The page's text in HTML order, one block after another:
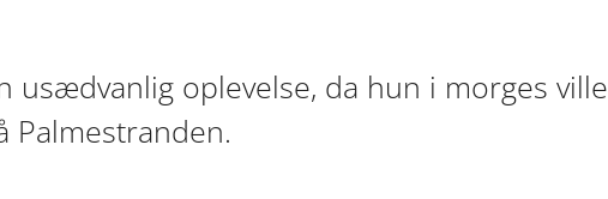
usædvanlig oplevelse, da hun i morges ville
Palmestranden.